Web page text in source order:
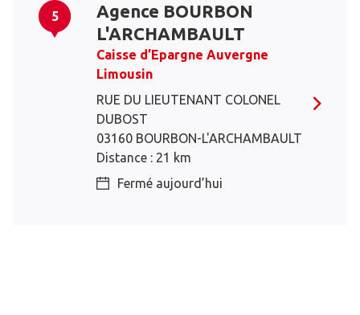
5
Agence BOURBON
L'ARCHAMBAULT
Caisse d’Epargne Auvergne
Limousin
RUE DU LIEUTENANT COLONEL
DUBOST
03160 BOURBON-L'ARCHAMBAULT
Distance : 21 km
Fermé aujourd’hui